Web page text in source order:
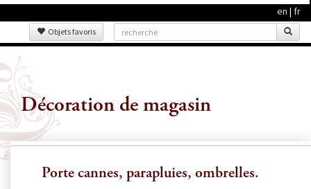
en | fr
Objets favoris
Décoration de magasin
Porte cannes, parapluies, ombrelles.